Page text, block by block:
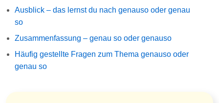
Ausblick – das lernst du nach genauso oder genau
so
Zusammenfassung – genau so oder genauso
Häufig gestellte Fragen zum Thema genauso oder
genau so